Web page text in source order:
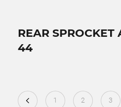
REAR
44
1 2 3